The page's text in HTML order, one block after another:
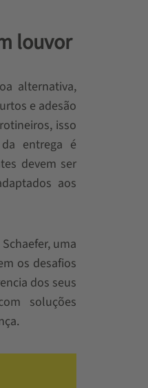
louvor
alternativa,
e adesão
isso
entrega é
devem ser
aos
uma
os desafios
dos seus
soluções